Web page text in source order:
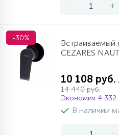
- +
-30%
Встраиваемый
CEZARES
10 108 руб.
14 440 руб.
Экономия 4 332
В наличии